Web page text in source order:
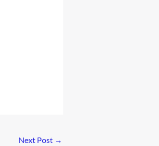
Next Post →